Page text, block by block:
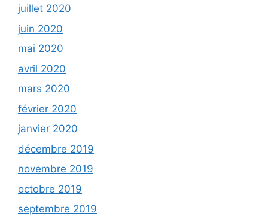
juillet 2020
juin 2020
mai 2020
avril 2020
mars 2020
février 2020
janvier 2020
décembre 2019
novembre 2019
octobre 2019
septembre 2019